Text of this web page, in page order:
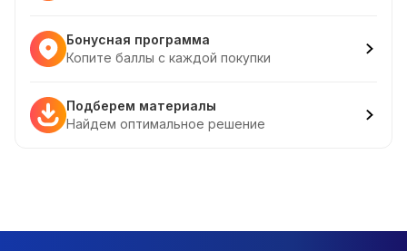
Бонусная программа
Копите баллы с каждой покупки
Подберем материалы
Найдем оптимальное решение